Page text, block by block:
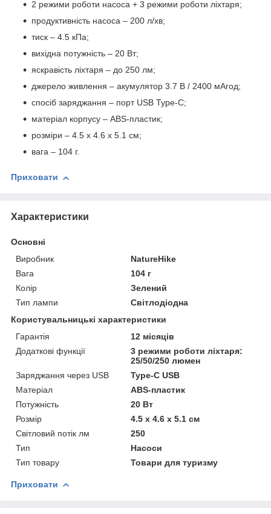
2 режими роботи насоса + 3 режими роботи ліхтаря;
продуктивність насоса – 200 л/хв;
тиск – 4.5 кПа;
вихідна потужність – 20 Вт;
яскравість ліхтаря – до 250 лм;
джерело живлення – акумулятор 3.7 В / 2400 мАгод;
спосіб заряджання – порт USB Type-C;
матеріал корпусу – ABS-пластик;
розміри – 4.5 х 4.6 х 5.1 см;
вага – 104 г.
Приховати
Характеристики
Основні
Виробник
NatureHike
Вага
104 г
Колір
Зелений
Тип лампи
Світлодіодна
Користувальницькі характеристики
Гарантія
12 місяців
Додаткові функції
3 режими роботи ліхтаря:
25/50/250 люмен
Заряджання через USB
Type-C USB
Матеріал
ABS-пластик
Потужність
20 Вт
Розмір
4.5 х 4.6 х 5.1 см
Світловий потік лм
250
Тип
Насоси
Тип товару
Товари для туризму
Приховати